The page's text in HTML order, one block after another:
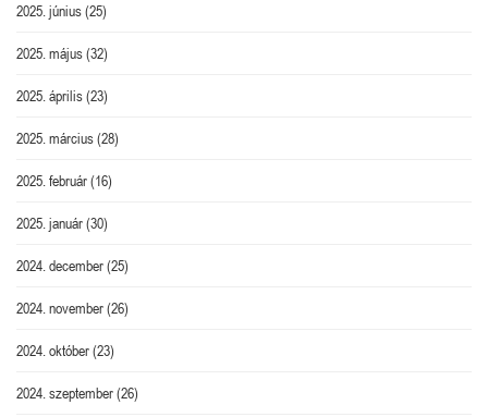
2025. június(25)
2025. május(32)
2025. április(23)
2025. március(28)
2025. február(16)
2025. január(30)
2024. december(25)
2024. november(26)
2024. október(23)
2024. szeptember(26)